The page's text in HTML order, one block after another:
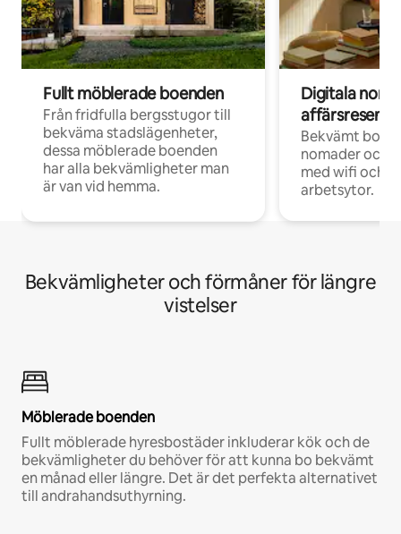
Fullt möblerade boenden
Från fridfulla bergsstugor till
bekväma stadslägenheter,
dessa möblerade boenden
har alla bekvämligheter man
är van vid hemma.
Digitala
Bekvämt
nomader och
med wifi och
arbetsytor.
Bekvämligheter och förmåner för längre
vistelser
Möblerade boenden
Fullt möblerade hyresbostäder inkluderar kök och de
bekvämligheter du behöver för att kunna bo bekvämt
en månad eller längre. Det är det perfekta alternativet
till andrahandsuthyrning.